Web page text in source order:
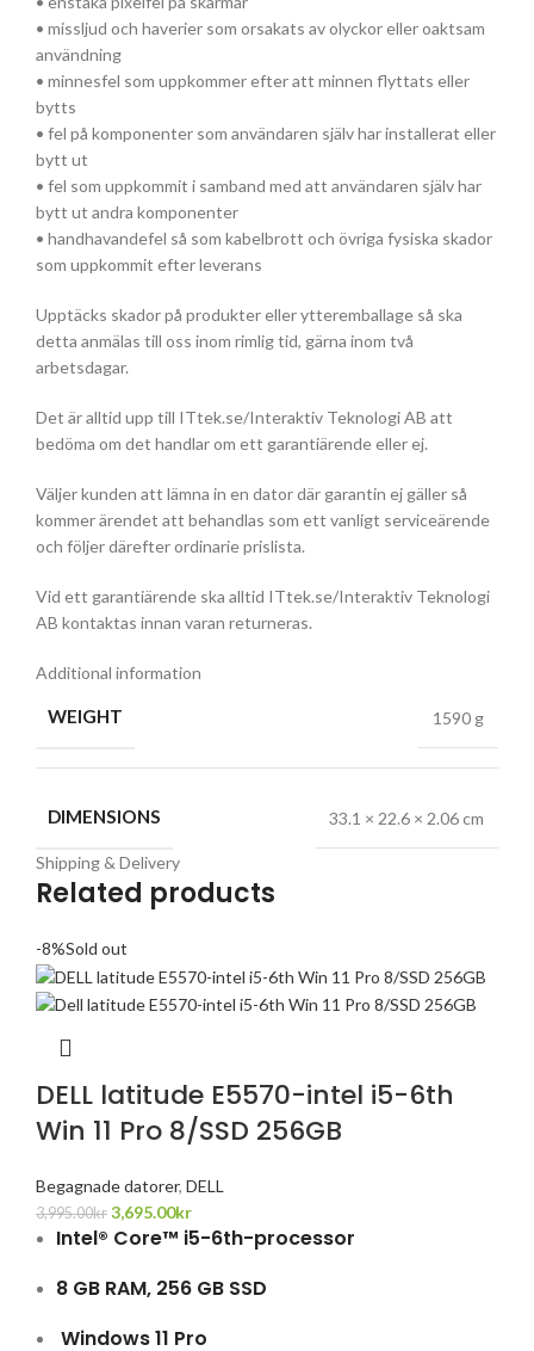
• missljud och haverier som orsakats av olyckor eller oaktsam
användning
• minnesfel som uppkommer efter att minnen flyttats eller
bytts
• fel på komponenter som användaren själv har installerat eller
bytt ut
• fel som uppkommit i samband med att användaren själv har
bytt ut andra komponenter
• handhavandefel så som kabelbrott och övriga fysiska skador
som uppkommit efter leverans
Upptäcks skador på produkter eller ytteremballage så ska
detta anmälas till oss inom rimlig tid, gärna inom två
arbetsdagar.
Det är alltid upp till ITtek.se/Interaktiv Teknologi AB att
bedöma om det handlar om ett garantiärende eller ej.
Väljer kunden att lämna in en dator där garantin ej gäller så
kommer ärendet att behandlas som ett vanligt serviceärende
och följer därefter ordinarie prislista.
Vid ett garantiärende ska alltid ITtek.se/Interaktiv Teknologi
AB kontaktas innan varan returneras.
Additional information
WEIGHT 1590 g
DIMENSIONS 33.1 × 22.6 × 2.06 cm
Shipping & Delivery
Related products
-8%Sold out
DELL latitude E5570-intel i5-6th
Win 11 Pro 8/SSD 256GB
Begagnade datorer, DELL
3,995.00kr 3,695.00kr
Intel® Core™ i5-6th-processor
8 GB RAM, 256 GB SSD
Windows 11 Pro